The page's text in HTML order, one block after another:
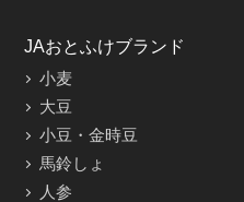
JAおとふけブランド
小麦
大豆
小豆・金時豆
馬鈴しょ
人参